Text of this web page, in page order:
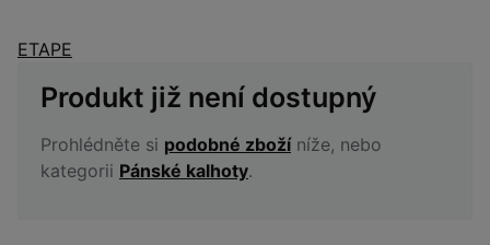
ETAPE
Produkt již není dostupný
Prohlédněte si podobné zbožíníže, nebo
kategorii Pánské kalhoty.